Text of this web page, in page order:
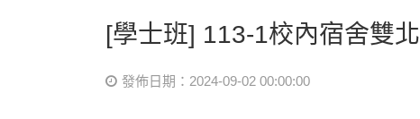
[學士班] 113-1校內宿舍雙
發佈日期：2024-09-02 00:00:00